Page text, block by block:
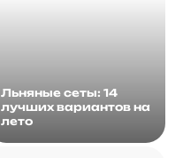
Льняные сеты: 14
лучших вариантов на
лето